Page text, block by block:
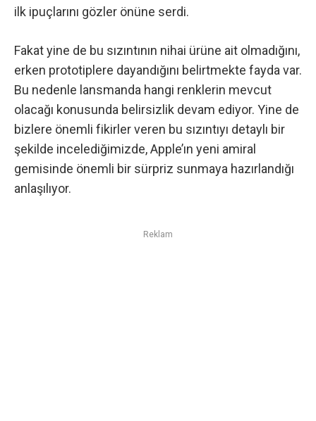
ilk ipuçlarını gözler önüne serdi.
Fakat yine de bu sızıntının nihai ürüne ait olmadığını,
erken prototiplere dayandığını belirtmekte fayda var.
Bu nedenle lansmanda hangi renklerin mevcut
olacağı konusunda belirsizlik devam ediyor. Yine de
bizlere önemli fikirler veren bu sızıntıyı detaylı bir
şekilde incelediğimizde, Apple’ın yeni amiral
gemisinde önemli bir sürpriz sunmaya hazırlandığı
anlaşılıyor.
Reklam